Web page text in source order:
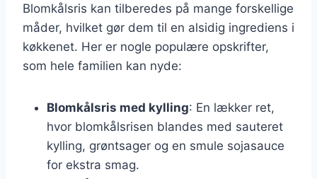
Blomkålsris kan tilberedes på mange forskellige
måder, hvilket gør dem til en alsidig ingrediens i
køkkenet. Her er nogle populære opskrifter,
som hele familien kan nyde:
Blomkålsris med kylling: En lækker ret,
hvor blomkålsrisen blandes med sauteret
kylling, grøntsager og en smule sojasauce
for ekstra smag.